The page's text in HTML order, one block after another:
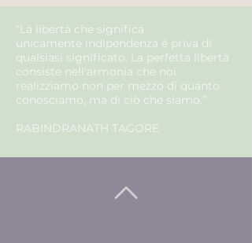
“La libertà che significa
unicamente indipendenza è priva di
qualsiasi significato. La perfetta libertà
consiste nell'armonia che noi
realizziamo non per mezzo di quanto
conosciamo, ma di ciò che siamo.”
RABINDRANATH TAGORE